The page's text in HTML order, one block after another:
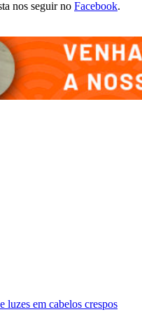
nos seguir no Facebook.
luzes em cabelos crespos